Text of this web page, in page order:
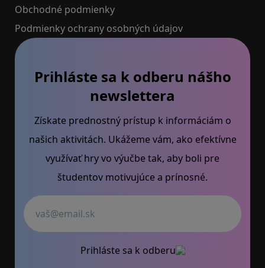
Obchodné podmienky
Podmienky ochrany osobných údajov
Prihláste sa k odberu nášho
newslettera
Získate prednostný prístup k informáciám o
našich aktivitách. Ukážeme vám, ako efektívne
využívať hry vo výučbe tak, aby boli pre
študentov motivujúce a prínosné.
Prihláste sa k odberu